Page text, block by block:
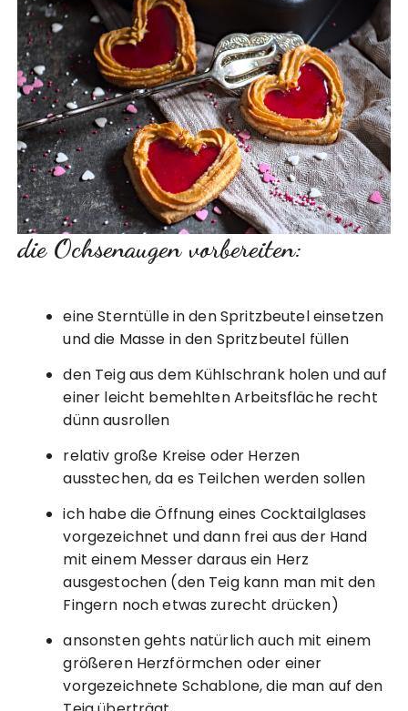
die Ochsenaugen vorbereiten:
eine Sterntülle in den Spritzbeutel einsetzen
und die Masse in den Spritzbeutel füllen
den Teig aus dem Kühlschrank holen und auf
einer leicht bemehlten Arbeitsfläche recht
dünn ausrollen
relativ große Kreise oder Herzen
ausstechen, da es Teilchen werden sollen
ich habe die Öffnung eines Cocktailglases
vorgezeichnet und dann frei aus der Hand
mit einem Messer daraus ein Herz
ausgestochen (den Teig kann man mit den
Fingern noch etwas zurecht drücken)
ansonsten gehts natürlich auch mit einem
größeren Herzförmchen oder einer
vorgezeichnete Schablone, die man auf den